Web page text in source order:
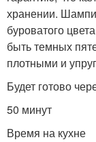
хранении.
буроватого
быть темных
плотными и
Будет готово
50 минут
Время на кухне